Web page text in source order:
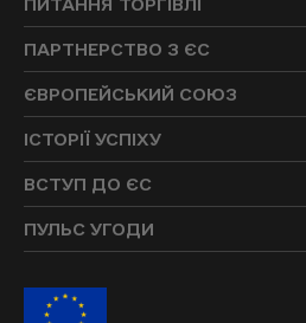
ПАРТНЕРСТВО З ЄС
ЄВРОПЕЙСЬКИЙ СОЮЗ
ІСТОРІЇ УСПІХУ
ВСТУП ДО ЄС
ПУЛЬС УГОДИ